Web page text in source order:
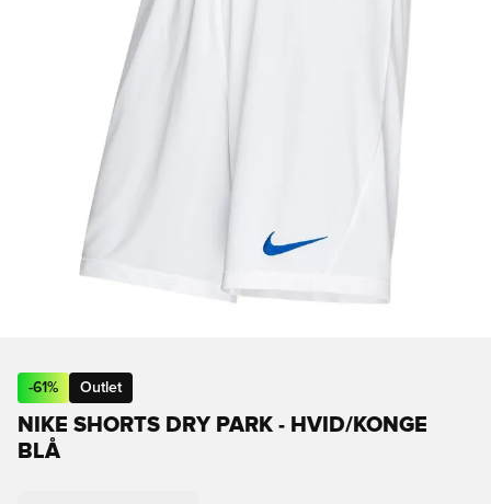
-61% Outlet
NIKE SHORTS DRY PARK - HVID/KONGE
BLÅ